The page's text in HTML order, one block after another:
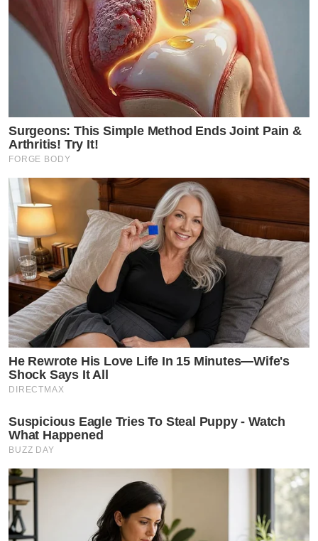
Surgeons: This Simple Method Ends Joint Pain &
Arthritis! Try It!
FORGE BODY
He Rewrote His Love Life In 15 Minutes—Wife's
Shock Says It All
DIRECTMAX
Suspicious Eagle Tries To Steal Puppy - Watch
What Happened
BUZZ DAY